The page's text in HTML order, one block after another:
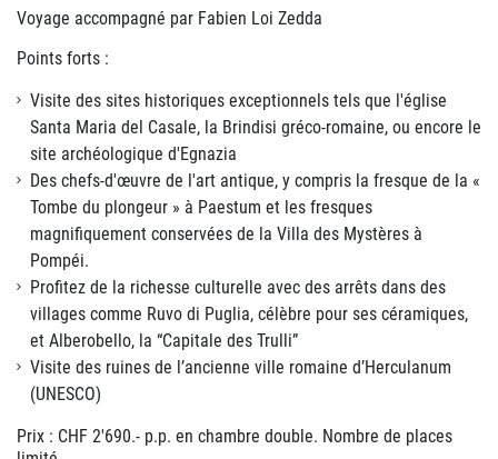
Voyage accompagné par Fabien Loi Zedda
Points forts :
Visite des sites historiques exceptionnels tels que l'église
Santa Maria del Casale, la Brindisi gréco-romaine, ou encore le
site archéologique d'Egnazia
Des chefs-d'œuvre de l'art antique, y compris la fresque de la «
Tombe du plongeur » à Paestum et les fresques
magnifiquement conservées de la Villa des Mystères à
Pompéi.
Profitez de la richesse culturelle avec des arrêts dans des
villages comme Ruvo di Puglia, célèbre pour ses céramiques,
et Alberobello, la “Capitale des Trulli”
Visite des ruines de l’ancienne ville romaine d’Herculanum
(UNESCO)
Prix : CHF 2'690.- p.p. en chambre double. Nombre de places